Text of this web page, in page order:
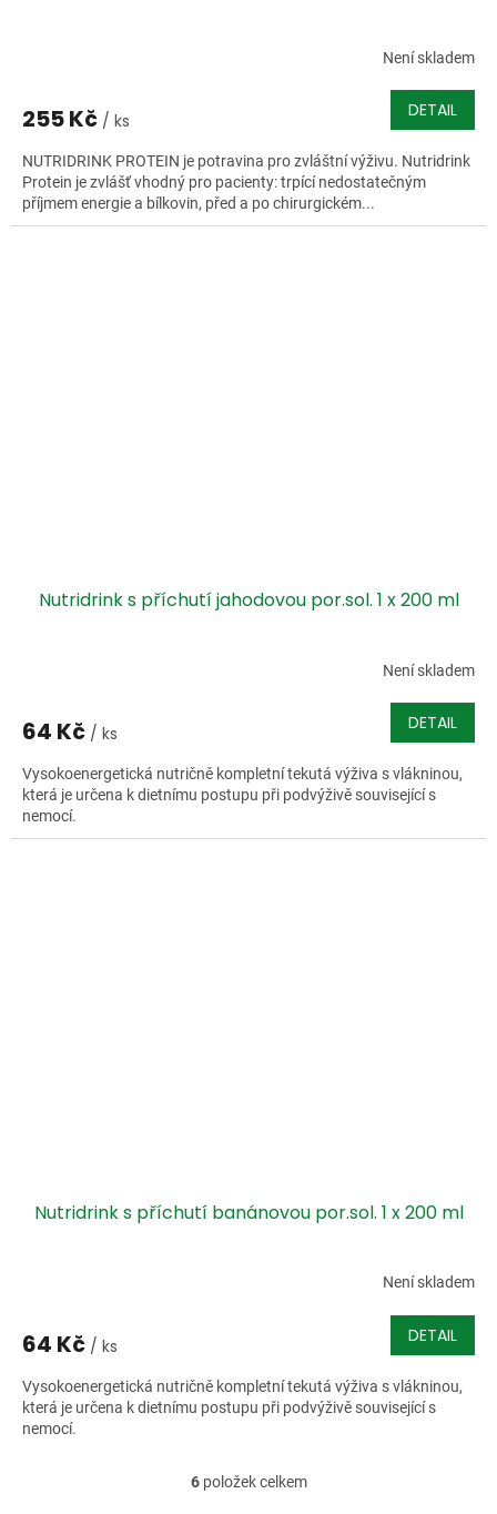
Není skladem
255 Kč / ks DETAIL
NUTRIDRINK PROTEIN je potravina pro zvláštní výživu. Nutridrink
Protein je zvlášť vhodný pro pacienty: trpící nedostatečným
příjmem energie a bílkovin, před a po chirurgickém...
Nutridrink s příchutí jahodovou por.sol. 1 x 200 ml
Není skladem
64 Kč / ks DETAIL
Vysokoenergetická nutričně kompletní tekutá výživa s vlákninou,
která je určena k dietnímu postupu při podvýživě související s
nemocí.
Nutridrink s příchutí banánovou por.sol. 1 x 200 ml
Není skladem
64 Kč / ks DETAIL
Vysokoenergetická nutričně kompletní tekutá výživa s vlákninou,
která je určena k dietnímu postupu při podvýživě související s
nemocí.
O
6položek celkem